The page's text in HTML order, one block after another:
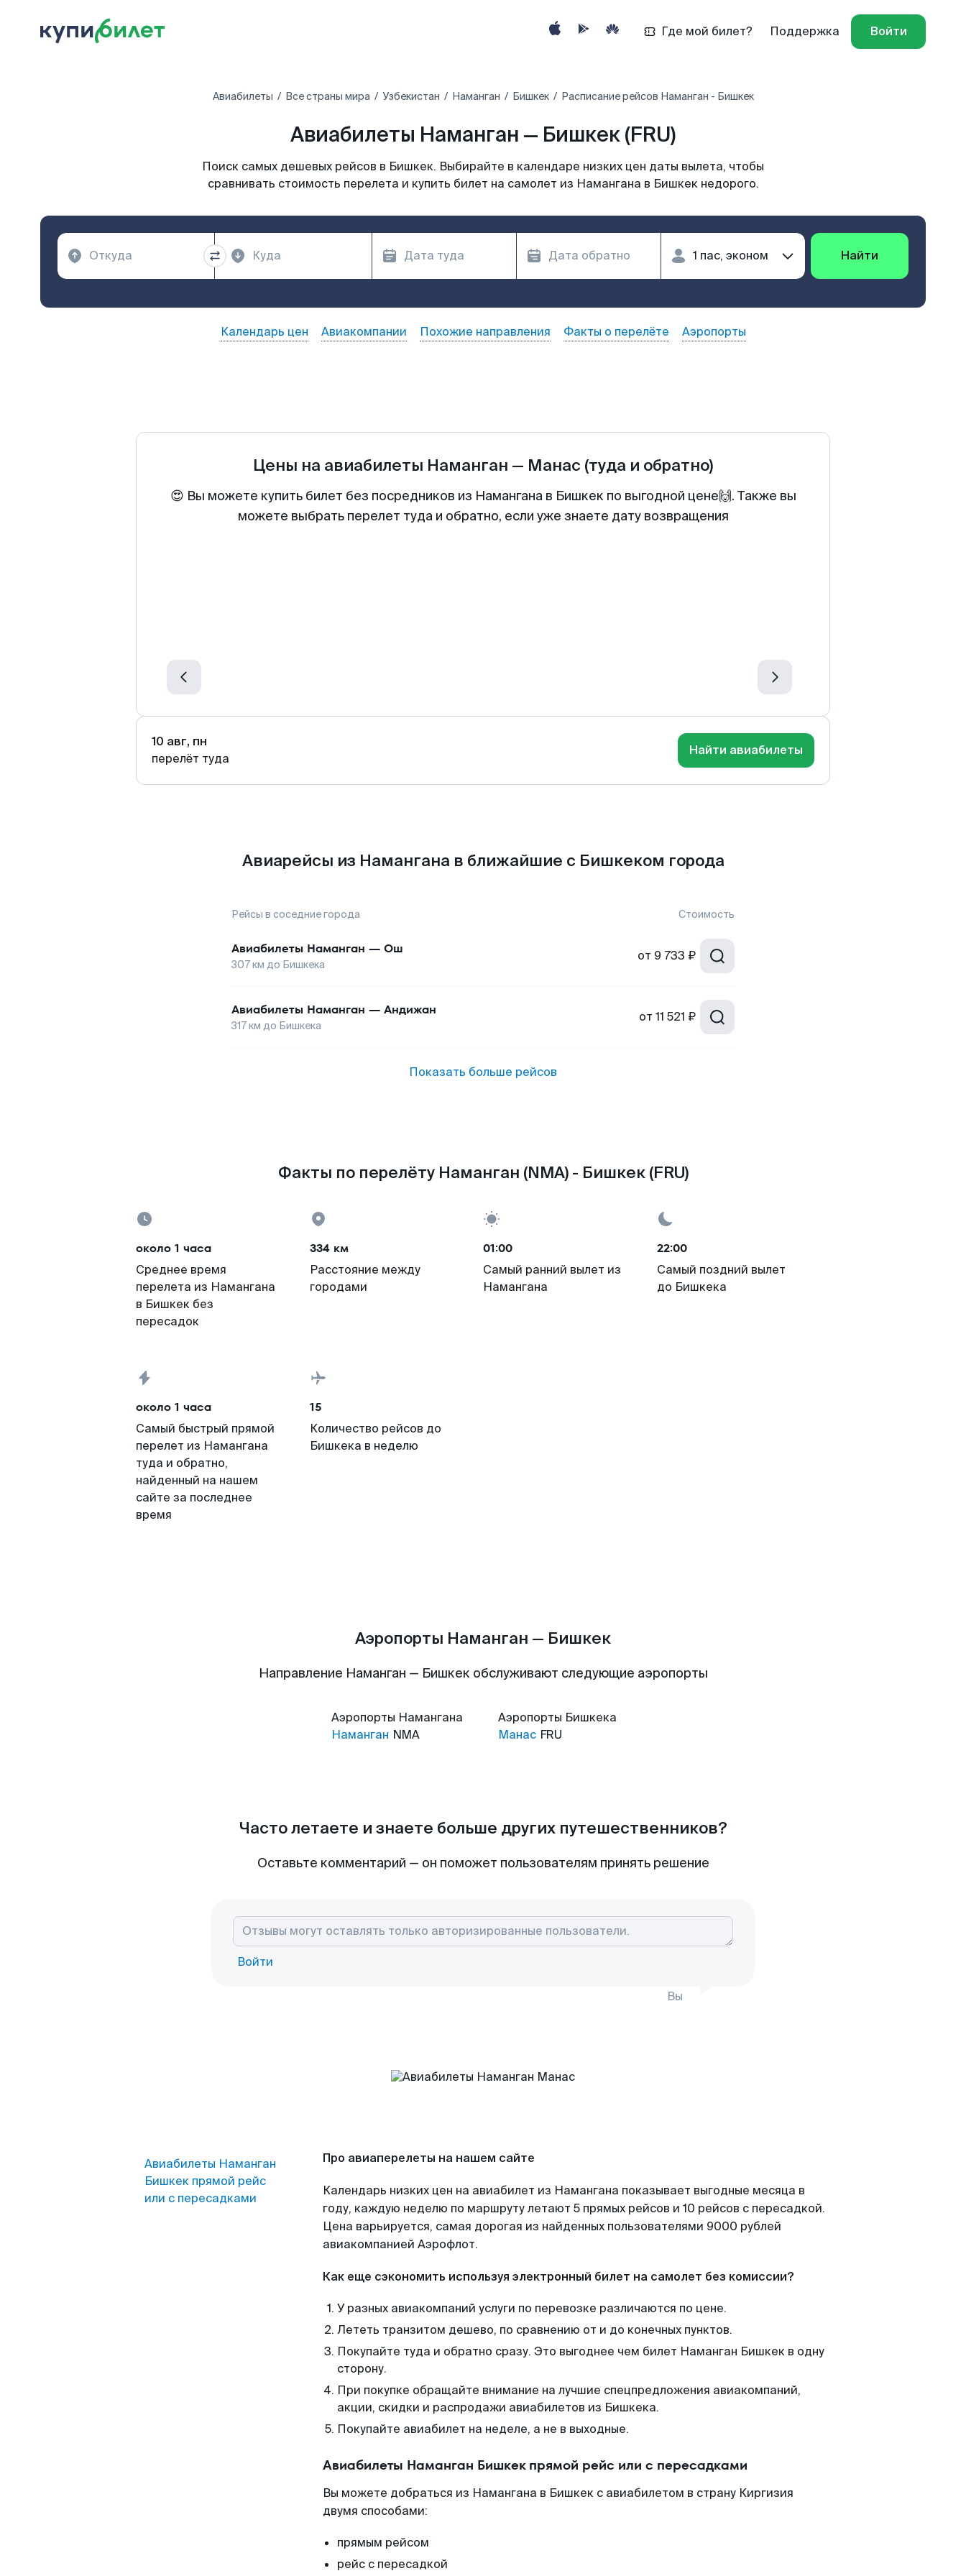
Где мой билет? Поддержка Войти
Авиабилеты Все страны мира Узбекистан Наманган Бишкек Расписание рейсов Наманган - Бишкек
Авиабилеты Наманган — Бишкек (FRU)
Поиск самых дешевых рейсов в Бишкек. Выбирайте в календаре низких цен даты вылета, чтобы
сравнивать стоимость перелета и купить билет на самолет из Намангана в Бишкек недорого.
Найти
Календарь цен Авиакомпании Похожие направления Факты о перелёте Аэропорты
Цены на авиабилеты Наманган — Манас (туда и обратно)
😍 Вы можете купить билет без посредников из Намангана в Бишкек по выгодной цене🙌. Также вы
можете выбрать перелет туда и обратно, если уже знаете дату возвращения
10 авг, пн
перелёт туда
Найти авиабилеты
Авиарейсы из Намангана в ближайшие с Бишкеком города
Рейсы в соседние города Стоимость
Авиабилеты Наманган — Ош
307км до Бишкека
от 9 733 ₽
Авиабилеты Наманган — Андижан
317км до Бишкека
от 11 521 ₽
Показать больше рейсов
Факты по перелёту Наманган (NMA) - Бишкек (FRU)
около 1 часа
Среднее время
перелета из Намангана
в Бишкек без
пересадок
334 км
Расстояние между
городами
01:00
Самый ранний вылет из
Намангана
22:00
Самый поздний вылет
до Бишкека
около 1 часа
Самый быстрый прямой
перелет из Намангана
туда и обратно,
найденный на нашем
сайте за последнее
время
15
Количество рейсов до
Бишкека в неделю
Аэропорты Наманган — Бишкек
Направление Наманган — Бишкек обслуживают следующие аэропорты
Аэропорты Намангана
Наманган NMA
Аэропорты Бишкека
Манас FRU
Часто летаете и знаете больше других путешественников?
Оставьте комментарий — он поможет пользователям принять решение
Войти
Вы
Авиабилеты Наманган
Бишкек прямой рейс
или с пересадками
Про авиаперелеты на нашем сайте
Календарь низких цен на авиабилет из Намангана показывает выгодные месяца в
году, каждую неделю по маршруту летают 5 прямых рейсов и 10 рейсов с пересадкой.
Цена варьируется, самая дорогая из найденных пользователями 9000 рублей
авиакомпанией Аэрофлот.
Как еще сэкономить используя электронный билет на самолет без комиссии?
У разных авиакомпаний услуги по перевозке различаются по цене.
Лететь транзитом дешево, по сравнению от и до конечных пунктов.
Покупайте туда и обратно сразу. Это выгоднее чем билет Наманган Бишкек в одну
сторону.
При покупке обращайте внимание на лучшие спецпредложения авиакомпаний,
акции, скидки и распродажи авиабилетов из Бишкека.
Покупайте авиабилет на неделе, а не в выходные.
Авиабилеты Наманган Бишкек прямой рейс или с пересадками
Вы можете добраться из Намангана в Бишкек с авиабилетом в страну Киргизия
двумя способами:
прямым рейсом
рейс с пересадкой